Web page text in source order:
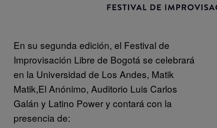
En su segunda edición, el Festival de
Improvisación Libre de Bogotá se celebrará
en la Universidad de Los Andes, Matik
Matik,El Anónimo, Auditorio Luis Carlos
Galán y Latino Power y contará con la
presencia de: